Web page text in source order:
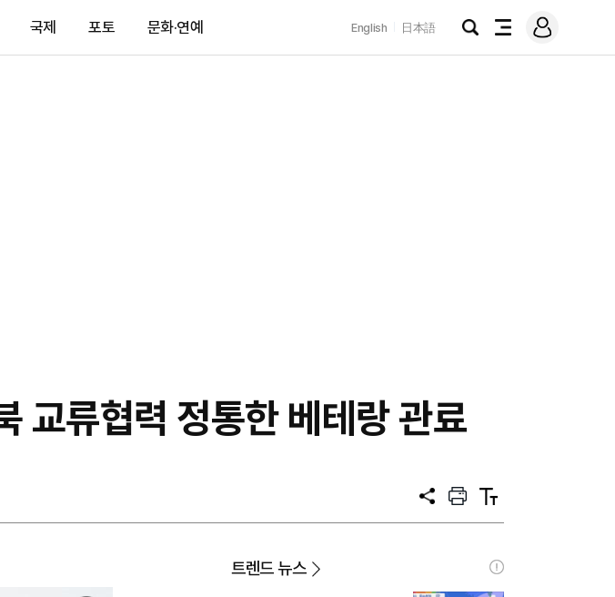
국제 포토 문화·연예 English 日本語
검
전
메
그
교류협력 정통한 베테랑 관료
공
프
트
텍
트
트렌드 뉴스